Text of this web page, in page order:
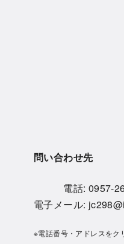
問い合わせ先
電話: 0957-
電子メール:
※電話番号・アドレスをク